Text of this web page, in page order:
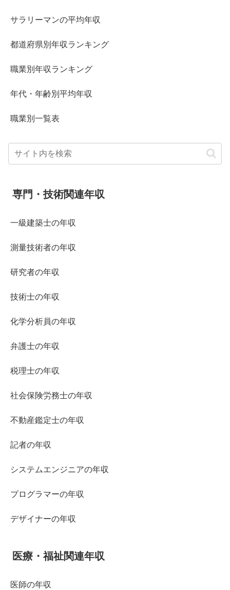
サラリーマンの平均年収
都道府県別年収ランキング
職業別年収ランキング
年代・年齢別平均年収
職業別一覧表
専門・技術関連年収
一級建築士の年収
測量技術者の年収
研究者の年収
技術士の年収
化学分析員の年収
弁護士の年収
税理士の年収
社会保険労務士の年収
不動産鑑定士の年収
記者の年収
システムエンジニアの年収
プログラマーの年収
デザイナーの年収
医療・福祉関連年収
医師の年収